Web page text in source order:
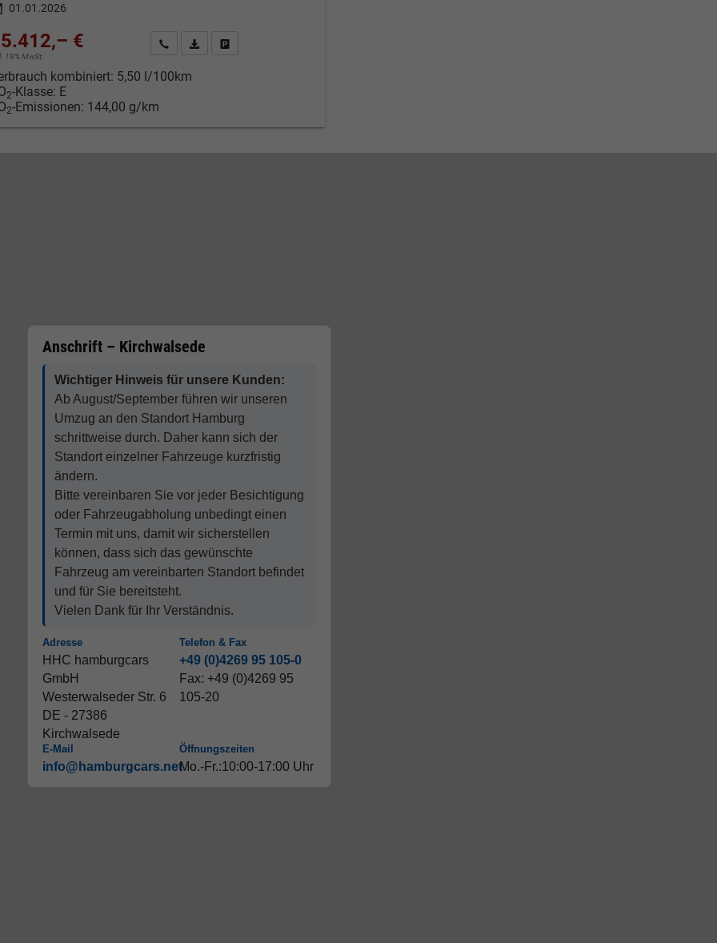
01.01.2026
€
19% MwSt.
Kontakt & Angebot anfordern
PDF-Datei, Fahrzeugexposé drucken
kombiniert: 5,50 l/100km
2-Klasse: E
2-Emissionen: 144,00 g/km
Anschrift – Kirchwalsede
Wichtiger Hinweis für unsere Kunden:
Ab August/September führen wir unseren
Umzug an den Standort Hamburg
schrittweise durch. Daher kann sich der
Standort einzelner Fahrzeuge kurzfristig
ändern.
Bitte vereinbaren Sie vor jeder Besichtigung
oder Fahrzeugabholung unbedingt einen
Termin mit uns, damit wir sicherstellen
können, dass sich das gewünschte
Fahrzeug am vereinbarten Standort befindet
und für Sie bereitsteht.
Vielen Dank für Ihr Verständnis.
Adresse
HHC hamburgcars
GmbH
Westerwalseder Str. 6
DE - 27386
Kirchwalsede
Telefon & Fax
+49 (0)4269 95 105-0
Fax: +49 (0)4269 95
105-20
E-Mail
info@hamburgcars.net
Öffnungszeiten
Mo.-Fr.:10:00-17:00 Uhr